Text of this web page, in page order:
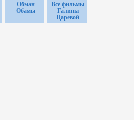
Обман
Обамы
Все фильмы
Галины
Царевой